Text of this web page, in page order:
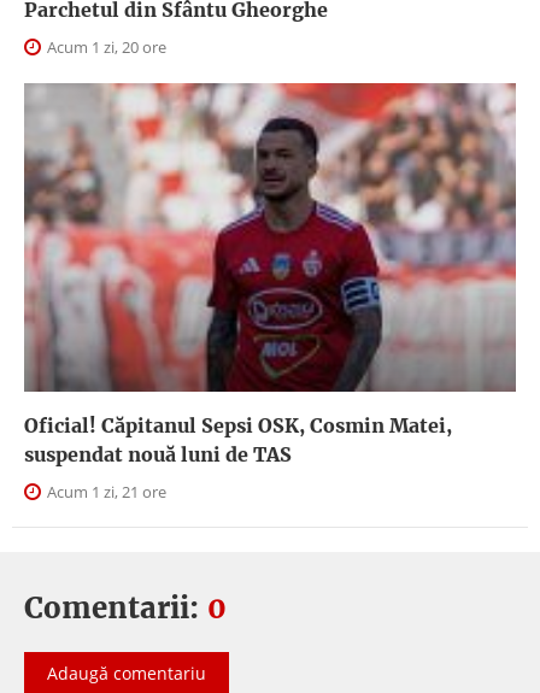
Parchetul din Sfântu Gheorghe
Acum 1 zi, 20 ore
Oficial! Căpitanul Sepsi OSK, Cosmin Matei,
suspendat nouă luni de TAS
Acum 1 zi, 21 ore
Comentarii: 0
Adaugă comentariu